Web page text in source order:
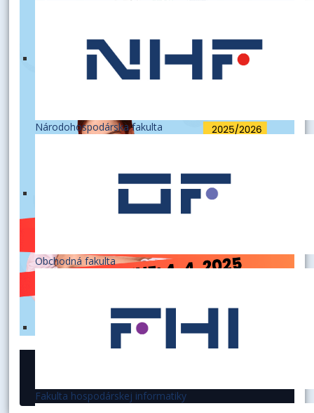
Národohospodárska fakulta
Obchodná fakulta
Fakulta hospodárskej informatiky